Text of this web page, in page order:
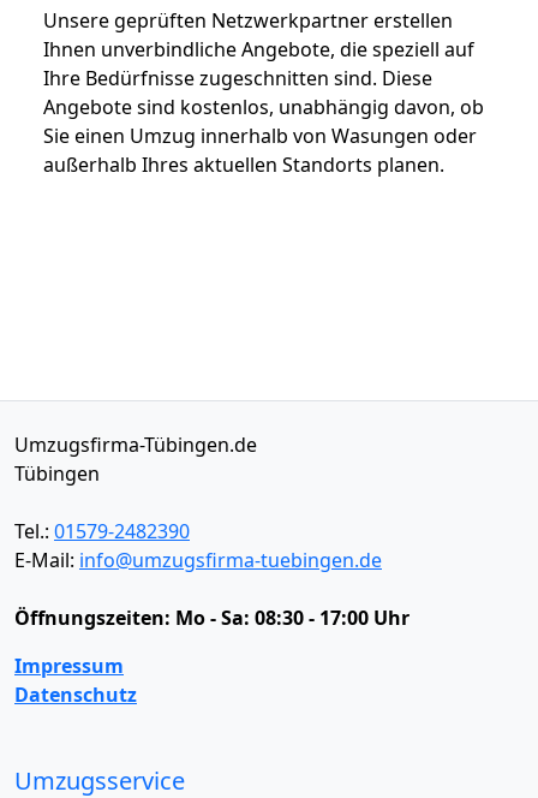
Unsere geprüften Netzwerkpartner erstellen
Ihnen unverbindliche Angebote, die speziell auf
Ihre Bedürfnisse zugeschnitten sind. Diese
Angebote sind kostenlos, unabhängig davon, ob
Sie einen Umzug innerhalb von Wasungen oder
außerhalb Ihres aktuellen Standorts planen.
Umzugsfirma-Tübingen.de
Tübingen
Tel.: 01579-2482390
E-Mail: info@umzugsfirma-tuebingen.de
Öffnungszeiten: Mo - Sa: 08:30 - 17:00 Uhr
Impressum
Datenschutz
Umzugsservice